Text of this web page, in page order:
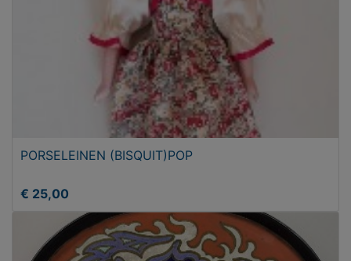
PORSELEINEN (BISQUIT)POP
€ 25,00